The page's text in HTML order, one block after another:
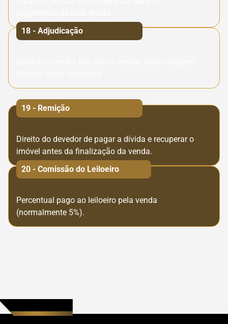
18 - Adjudicação
19 - Remição
Direito do devedor de pagar a dívida e recuperar o
imóvel antes da finalização da venda.
20 - Comissão do Leiloeiro
Percentual pago ao leiloeiro pela venda
(normalmente 5%).